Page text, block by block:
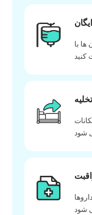
ها با
کنید
تخلیه
شود
شود